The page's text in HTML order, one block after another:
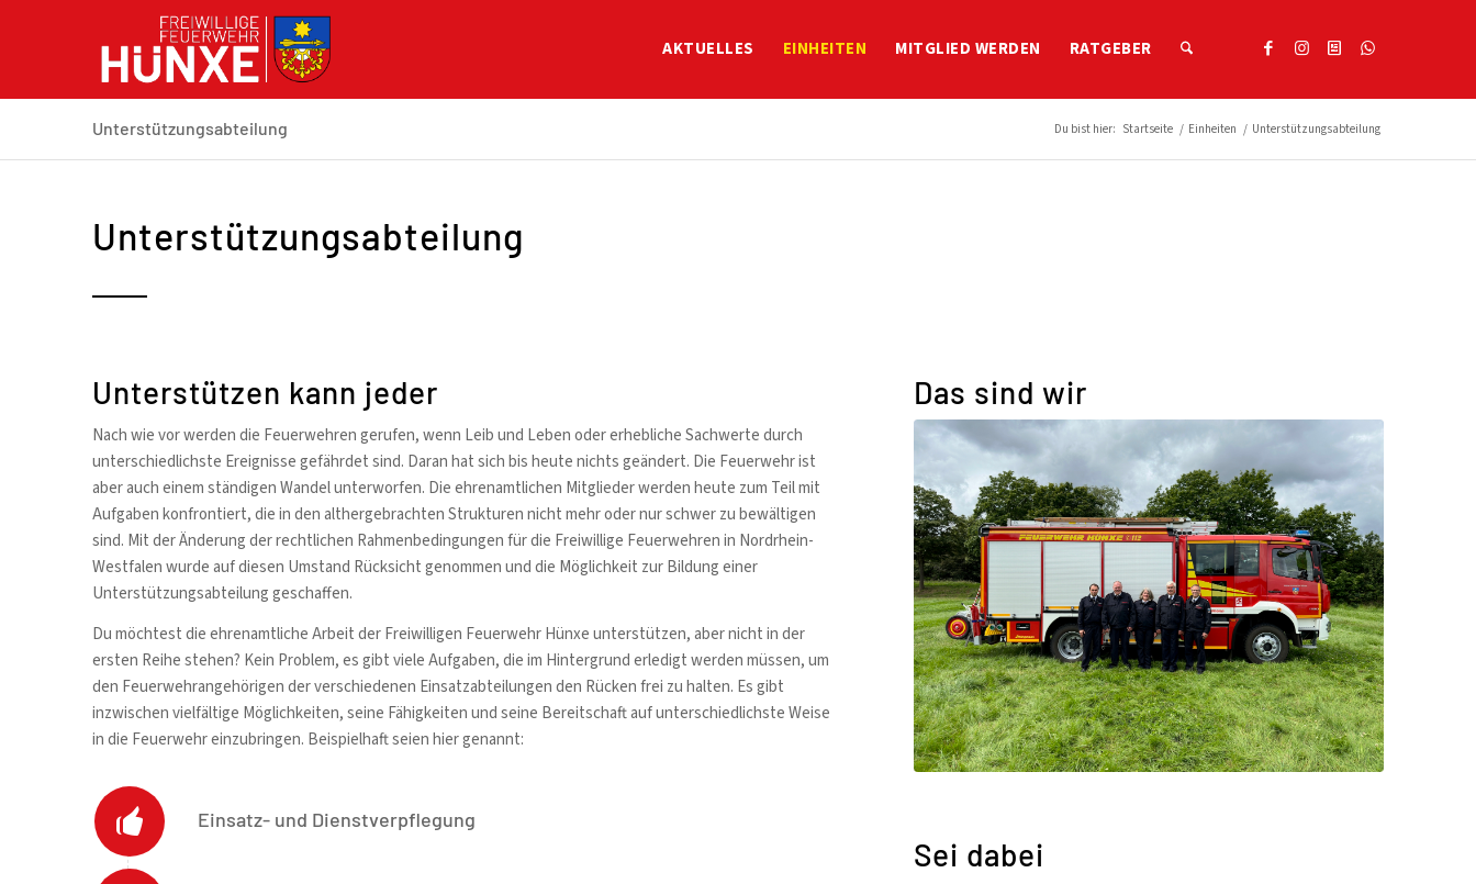
AKTUELLES EINHEITEN MITGLIED WERDEN RATGEBER
Unterstützungsabteilung Du bist hier: Startseite / Einheiten / Unterstützungsabteilung
Unterstützungsabteilung
Unterstützen kann jeder
Nach wie vor werden die Feuerwehren gerufen, wenn Leib und Leben oder erhebliche Sachwerte durch
unterschiedlichste Ereignisse gefährdet sind. Daran hat sich bis heute nichts geändert. Die Feuerwehr ist
aber auch einem ständigen Wandel unterworfen. Die ehrenamtlichen Mitglieder werden heute zum Teil mit
Aufgaben konfrontiert, die in den althergebrachten Strukturen nicht mehr oder nur schwer zu bewältigen
sind. Mit der Änderung der rechtlichen Rahmenbedingungen für die Freiwillige Feuerwehren in Nordrhein-
Westfalen wurde auf diesen Umstand Rücksicht genommen und die Möglichkeit zur Bildung einer
Unterstützungsabteilung geschaffen.
Du möchtest die ehrenamtliche Arbeit der Freiwilligen Feuerwehr Hünxe unterstützen, aber nicht in der
ersten Reihe stehen? Kein Problem, es gibt viele Aufgaben, die im Hintergrund erledigt werden müssen, um
den Feuerwehrangehörigen der verschiedenen Einsatzabteilungen den Rücken frei zu halten. Es gibt
inzwischen vielfältige Möglichkeiten, seine Fähigkeiten und seine Bereitschaft auf unterschiedlichste Weise
in die Feuerwehr einzubringen. Beispielhaft seien hier genannt:
Einsatz- und Dienstverpflegung
Das sind wir
Sei dabei